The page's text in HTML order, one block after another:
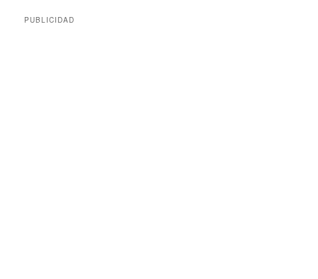
PUBLICIDAD